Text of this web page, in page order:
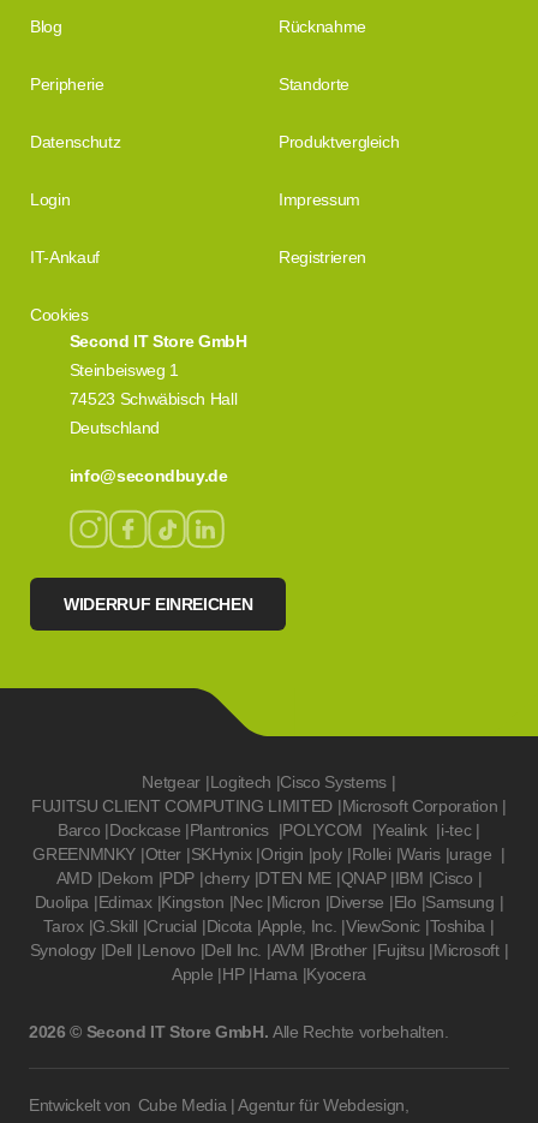
Second IT Store GmbH
Steinbeisweg 1
74523 Schwäbisch Hall
Deutschland
info@secondbuy.de
WIDERRUF EINREICHEN
Blog Rücknahme
Peripherie Standorte
Datenschutz Produktvergleich
Login Impressum
IT-Ankauf Registrieren
Cookies
Netgear |Logitech |Cisco Systems |
FUJITSU CLIENT COMPUTING LIMITED |Microsoft Corporation |
Barco |Dockcase |Plantronics |POLYCOM |Yealink |i-tec |
GREENMNKY |Otter |SKHynix |Origin |poly |Rollei |Waris |urage |
AMD |Dekom |PDP |cherry |DTEN ME |QNAP |IBM |Cisco |
Duolipa |Edimax |Kingston |Nec |Micron |Diverse |Elo |Samsung |
Tarox |G.Skill |Crucial |Dicota |Apple, Inc. |ViewSonic |Toshiba |
Synology |Dell |Lenovo |Dell Inc. |AVM |Brother |Fujitsu |Microsoft |
Apple |HP |Hama |Kyocera
2026 © Second IT Store GmbH. Alle Rechte vorbehalten.
Entwickelt von Cube Media | Agentur für Webdesign,